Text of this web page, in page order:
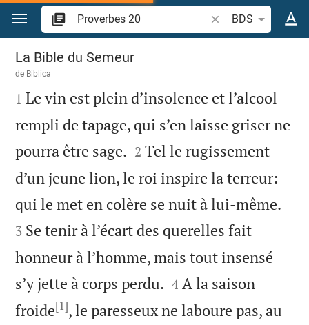
Aller vers contenu
Recherche d'un
BDS
Proverbes 20
La Bible du Semeur
de Biblica

1 Le vin est plein d’insolence et l’alcool
rempli de tapage, qui s’en laisse griser ne
pourra être sage. 

2 Tel le rugissement
d’un jeune lion, le roi inspire la terreur:
qui le met en colère se nuit à lui-même.
3 Se tenir à l’écart des querelles fait
honneur à l’homme, mais tout insensé
s’y jette à corps perdu. 

4 A la saison
froide[1], le paresseux ne laboure pas, au